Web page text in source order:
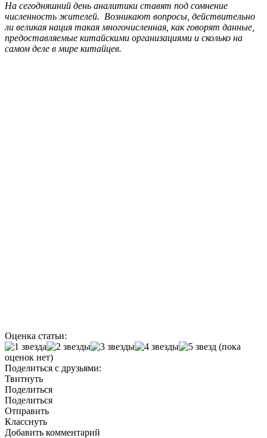
На сегодняшний день аналитики ставят под сомнение
численность жителей. Возникают вопросы, действительно
ли великая нация такая многочисленная, как говорят данные,
предоставляемые китайскими организациями и сколько на
самом деле в мире китайцев.
Оценка статьи:
(пока
оценок нет)
Поделиться с друзьями:
Твитнуть
Поделиться
Поделиться
Отправить
Класснуть
Добавить комментарий